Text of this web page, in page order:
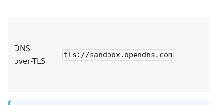
DNS-
over-TLS
tls://sandbox.opendns.com